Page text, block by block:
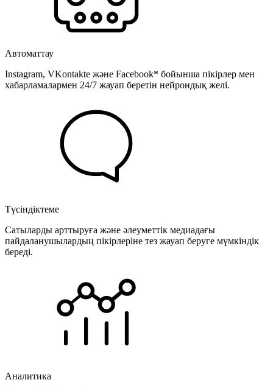
Автоматтау
Instagram, VKontakte және Facebook* бойынша пікірлер мен
хабарламалармен 24/7 жауап беретін нейрондық желі.
Түсіндіктеме
Сатыларды арттыруға және әлеуметтік медиадағы
пайдаланушылардың пікірлеріне тез жауап беруге мүмкіндік
береді.
Аналитика